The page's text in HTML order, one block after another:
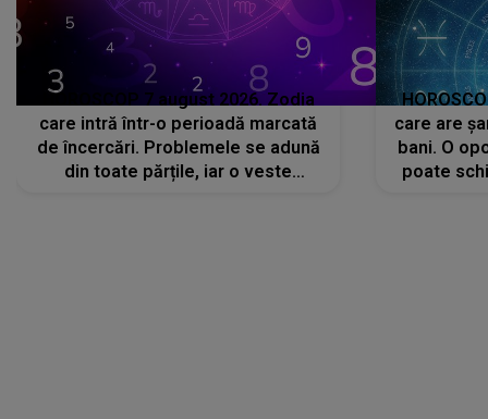
HOROSCOP 7 august 2026. Zodia
care intră într-o perioadă marcată
de încercări. Problemele se adună
din toate părțile, iar o veste
care are
bani. O
poate